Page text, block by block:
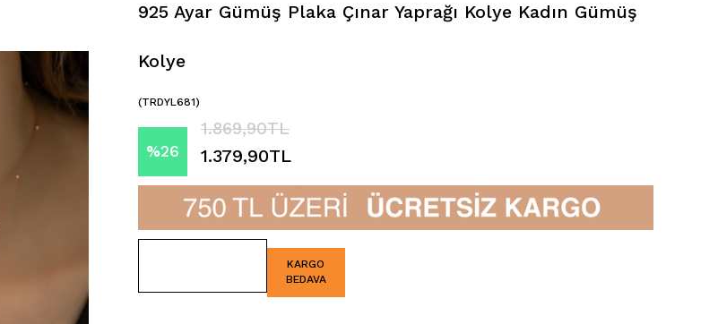
925 Ayar Gümüş Plaka Çınar Yaprağı Kolye Kadın Gümüş
Kolye
(TRDYL681)
%26
İndirim
1.869,90TL
1.379,90TL
KARGO
BEDAVA